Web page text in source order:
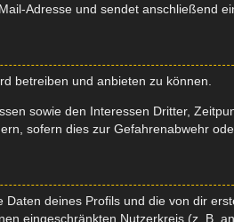
Adresse und sendet anschließend
betreiben und anbieten zu können.
sowie den Interessen Dritter,
sofern dies zur Gefahrenabwehr
deines Profils und die von dir
eingeschränkten Nutzerkreis (z. B.